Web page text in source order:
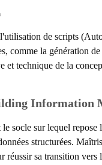
de scripts
comme la génération
et technique de la
Information
socle sur lequel
structurées.
réussir sa transition vers